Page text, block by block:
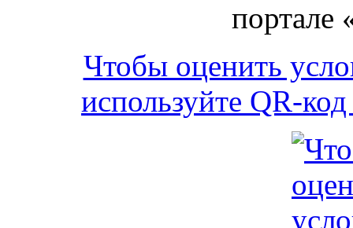
портале
Чтобы оценить
используйте QR-